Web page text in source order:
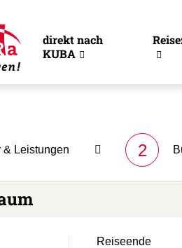
direkt nach
KUBA
& Leistungen 2
Reiseende